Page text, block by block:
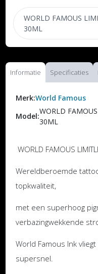
WORLD FAMOUS
30ML
Informatie Specificaties
Merk:World Famous
Model:
WORLD
30ML
WORLD FAMOUS
Wereldberoemde
topkwaliteit,
met een superhoog
verbazingwekkende
World Famous Ink
supersnel.